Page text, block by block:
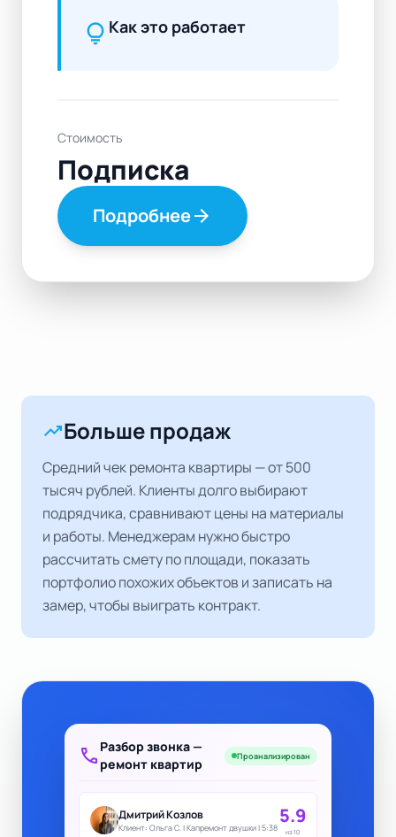
lightbulb Как это работает
Стоимость
Подписка
Подробнееarrow_forward
trending_upБольше продаж
Средний чек ремонта квартиры — от 500
тысяч рублей. Клиенты долго выбирают
подрядчика, сравнивают цены на материалы
и работы. Менеджерам нужно быстро
рассчитать смету по площади, показать
портфолио похожих объектов и записать на
замер, чтобы выиграть контракт.
call Разбор звонка —
ремонт квартир
Проанализирован
Дмитрий Козлов
Клиент: Ольга С. | Капремонт двушки | 5:38 5.9
из 10